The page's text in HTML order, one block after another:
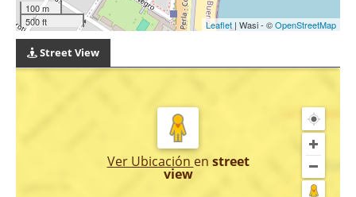
100 m
500 ft
Leaflet | Wasi - ©OpenStreetMap
Street View
Ver Ubicación en street
view